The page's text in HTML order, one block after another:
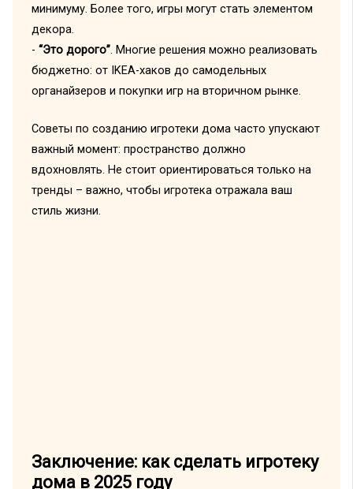
минимуму. Более того, игры могут стать элементом
декора.
- “Это дорого”. Многие решения можно реализовать
бюджетно: от IKEA-хаков до самодельных
органайзеров и покупки игр на вторичном рынке.
Советы по созданию игротеки дома часто упускают
важный момент: пространство должно
вдохновлять. Не стоит ориентироваться только на
тренды – важно, чтобы игротека отражала ваш
стиль жизни.
Заключение: как сделать игротеку
дома в 2025 году